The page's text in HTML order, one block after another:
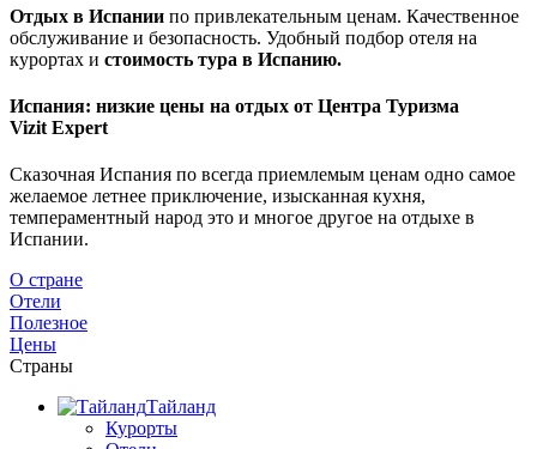
Отдых в Испании по привлекательным ценам. Качественное
обслуживание и безопасность. Удобный подбор отеля на
курортах и стоимость тура в Испанию.
Испания: низкие цены на отдых от Центра Туризма
Vizit Expert
Сказочная Испания по всегда приемлемым ценам одно самое
желаемое летнее приключение, изысканная кухня,
темпераментный народ это и многое другое на отдыхе в
Испании.
О стране
Отели
Полезное
Цены
Страны
Тайланд
Курорты